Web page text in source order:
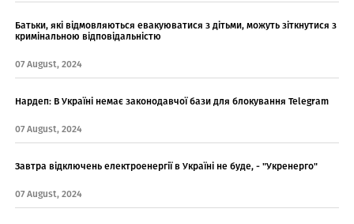
Батьки, які відмовляються евакуюватися з дітьми, можуть зіткнутися з
кримінальною відповідальністю
07 August, 2024
Нардеп: В Україні немає законодавчої бази для блокування Telegram
07 August, 2024
Завтра відключень електроенергії в Україні не буде, - "Укренерго"
07 August, 2024